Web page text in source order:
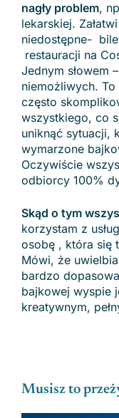
Musisz to
nagły problem,
lekarskiej.
niedostępne-
restauracji na
Jednym słowem
niemożliwych.
często
wszystkiego, co
uniknąć sytuacji,
wymarzone
Oczywiście
odbiorcy 100%
Skąd o tym
korzystam z
osobę , która się
Mówi, że
bardzo
bajkowej wyspie
kreatywnym,